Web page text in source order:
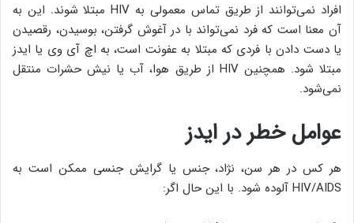
افراد نمی‌توانند از طریق تماس معمولی به HIV مبتلا شوند. این به
آن معنا است که فرد نمی‌تواند با در آغوش گرفتن، بوسیدن، رقصیدن
یا دست دادن با فردی که مبتلا به عفونت است، به اچ آی وی یا ایدز
مبتلا شود. همچنین HIV از طریق هوا، آب یا نیش حشرات منتقل
نمی‌شود.
عوامل خطر در ایدز
هر کس در هر سن، نژاد، جنس یا گرایش جنسی ممکن است به
HIV/AIDS آلوده شود. با این حال اگر: